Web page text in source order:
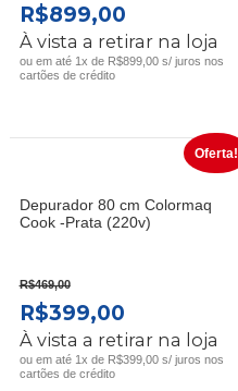
O
PREÇO
ORIGINAL
R$899,00O
PREÇO
ATUAL
À vista a retirar na loja
ou em até 1x de R$899,00 s/ juros nos
cartões de crédito
Oferta!
Depurador 80 cm Colormaq
Cook -Prata (220v)
R$469,00
O
PREÇO
ORIGINAL
R$399,00O
PREÇO
ATUAL
À vista a retirar na loja
ou em até 1x de R$399,00 s/ juros nos
cartões de crédito